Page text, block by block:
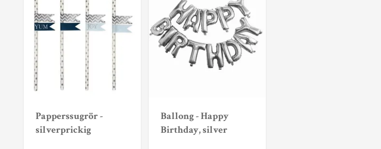
Papperssugrör -
silverprickig
Ballong - Happy
Birthday, silver